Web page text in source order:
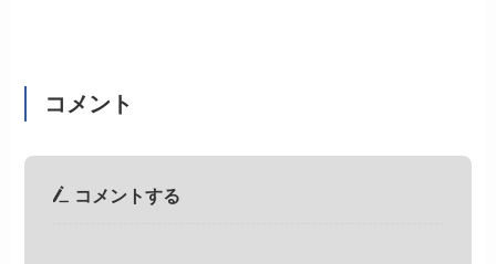
コメント
コメントする